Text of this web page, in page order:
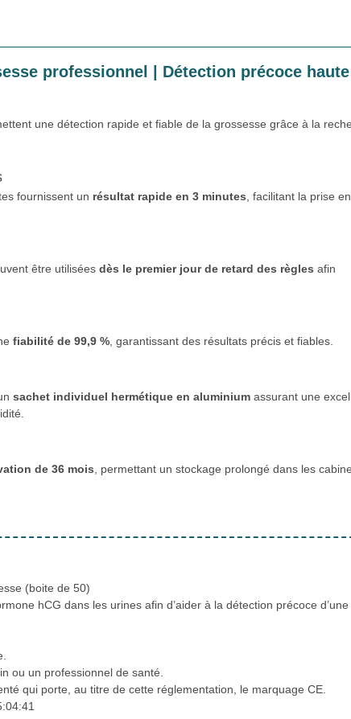
professionnel | Détection précoce haute
une détection rapide et fiable de la grossesse grâce à la
fournissent un résultat rapide en 3 minutes , facilitant la prise en
être utilisées dès le premier jour de retard des règles afin
fiabilité de 99,9 % , garantissant des résultats précis et fiables.
sachet individuel hermétique en aluminium assurant une
de 36 mois , permettant un stockage prolongé dans les
(boite de 50)
hCG dans les urines afin d’aider à la détection précoce d’une
ou un professionnel de santé.
qui porte, au titre de cette réglementation, le marquage CE.